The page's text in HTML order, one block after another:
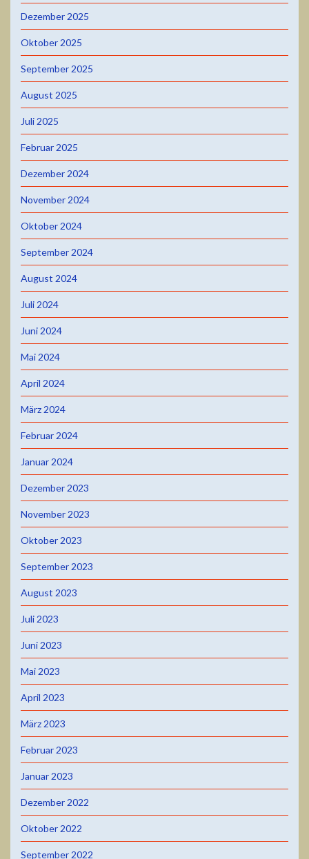
Dezember 2025
Oktober 2025
September 2025
August 2025
Juli 2025
Februar 2025
Dezember 2024
November 2024
Oktober 2024
September 2024
August 2024
Juli 2024
Juni 2024
Mai 2024
April 2024
März 2024
Februar 2024
Januar 2024
Dezember 2023
November 2023
Oktober 2023
September 2023
August 2023
Juli 2023
Juni 2023
Mai 2023
April 2023
März 2023
Februar 2023
Januar 2023
Dezember 2022
Oktober 2022
September 2022